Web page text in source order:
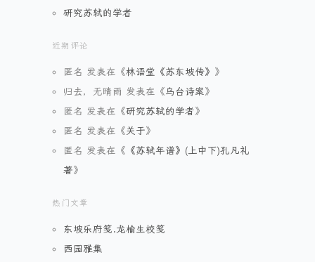
研究苏轼的学者
近期评论
匿名 发表在《林语堂《苏东坡传》 》
归去，无晴雨 发表在《乌台诗案》
匿名 发表在《研究苏轼的学者》
匿名 发表在《关于》
匿名 发表在《 《苏轼年谱》(上中下)孔凡礼
著》
热门文章
东坡乐府笺.龙榆生校笺
西园雅集